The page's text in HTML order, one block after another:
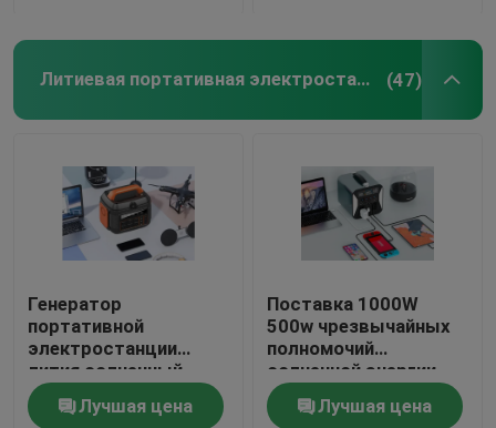
Литиевая портативная электростанция (47)
Генератор
портативной
электростанции
лития солнечный
Лучшая цена
Поставка 1000W
500w чрезвычайных
полномочий
солнечной энергии
поручая на открытом
воздухеЛучшая цена